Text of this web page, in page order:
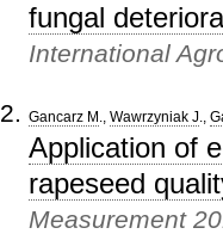
fungal
International
Gancarz M ., Wawrzyniak J.,
Application of
rapeseed
Measurement